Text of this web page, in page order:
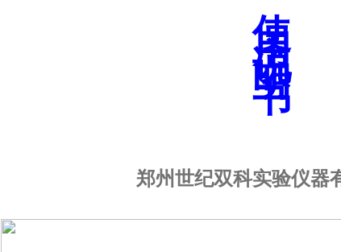
使
用
说
明
书
郑州世纪双科实验仪器